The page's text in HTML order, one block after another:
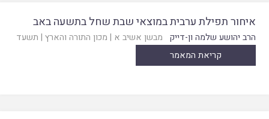
איחור תפילת ערבית במוצאי שבת שחל בתשעה באב
הרב יהושע שלמה ון-דייק מבשן אשיב א | מכון התורה והארץ | תשעד
קריאת המאמר